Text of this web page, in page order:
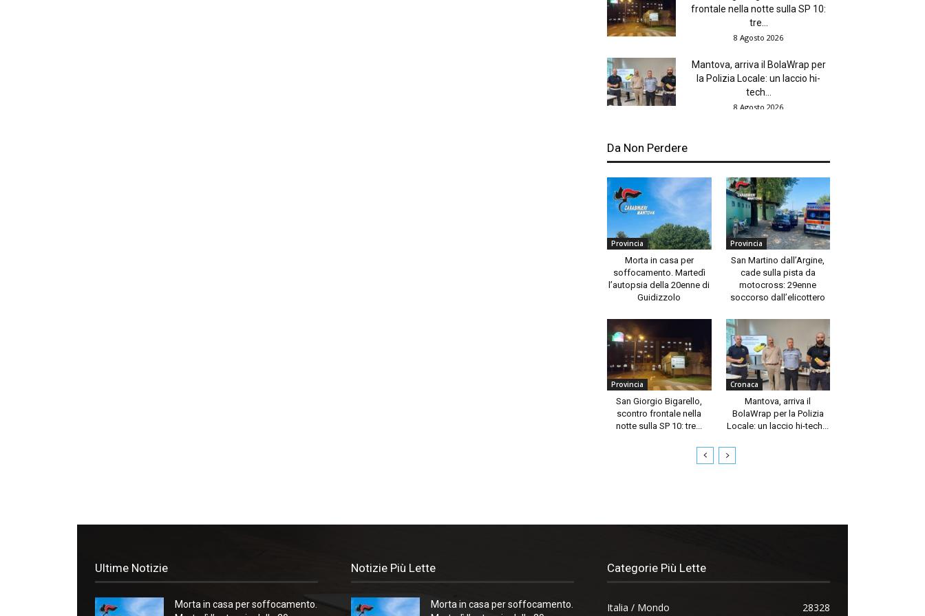
frontale nella notte sulla SP 10:
tre...
8 Agosto 2026
Mantova, arriva il BolaWrap per
la Polizia Locale: un laccio hi-
tech...
8 Agosto 2026
Da Non Perdere
Provincia
Morta in casa per
soffocamento. Martedì
l’autopsia della 20enne di
Guidizzolo
Provincia
San Martino dall’Argine,
cade sulla pista da
motocross: 29enne
soccorso dall’elicottero
Provincia
San Giorgio Bigarello,
scontro frontale nella
notte sulla SP 10: tre...
Cronaca
Mantova, arriva il
BolaWrap per la Polizia
Locale: un laccio hi-tech...
Ultime Notizie
Morta in casa per soffocamento.
Notizie Più Lette
Morta in casa per soffocamento.
Categorie Più Lette
Italia / Mondo 28328